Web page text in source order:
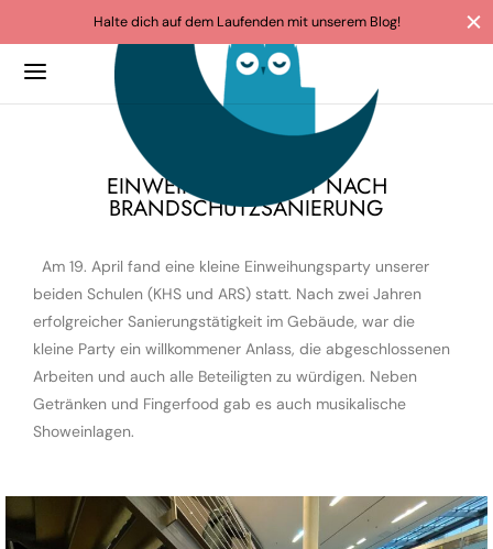
Halte dich auf dem Laufenden mit unserem Blog!
23/05/2023
EINWEIHUNGSPARTY NACH
BRANDSCHUTZSANIERUNG
Am 19. April fand eine kleine Einweihungsparty unserer
beiden Schulen (KHS und ARS) statt. Nach zwei Jahren
erfolgreicher Sanierungstätigkeit im Gebäude, war die
kleine Party ein willkommener Anlass, die abgeschlossenen
Arbeiten und auch alle Beteiligten zu würdigen. Neben
Getränken und Fingerfood gab es auch musikalische
Showeinlagen.